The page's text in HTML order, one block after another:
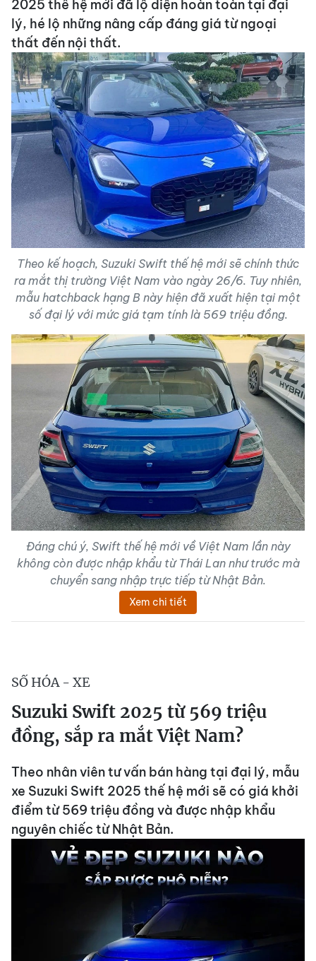
2025 thế hệ mới đã lộ diện hoàn toàn tại đại
lý, hé lộ những nâng cấp đáng giá từ ngoại
thất đến nội thất.
Theo kế hoạch, Suzuki Swift thế hệ mới sẽ chính thức
ra mắt thị trường Việt Nam vào ngày 26/6. Tuy nhiên,
mẫu hatchback hạng B này hiện đã xuất hiện tại một
số đại lý với mức giá tạm tính là 569 triệu đồng.
Đáng chú ý, Swift thế hệ mới về Việt Nam lần này
không còn được nhập khẩu từ Thái Lan như trước mà
chuyển sang nhập trực tiếp từ Nhật Bản.
Xem chi tiết
SỐ HÓA - XE
Suzuki Swift 2025 từ 569 triệu
đồng, sắp ra mắt Việt Nam?
Theo nhân viên tư vấn bán hàng tại đại lý, mẫu
xe Suzuki Swift 2025 thế hệ mới sẽ có giá khởi
điểm từ 569 triệu đồng và được nhập khẩu
nguyên chiếc từ Nhật Bản.